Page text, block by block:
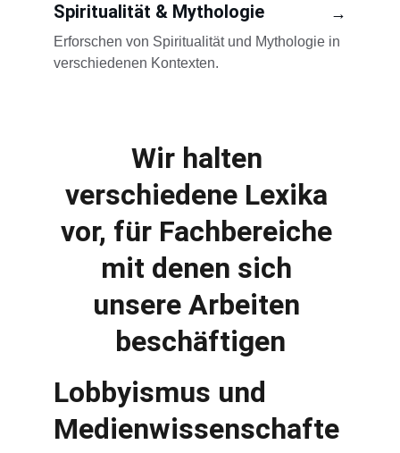
Spiritualität & Mythologie
Erforschen von Spiritualität und Mythologie in
verschiedenen Kontexten.
→
Wir halten
verschiedene Lexika
vor, für Fachbereiche
mit denen sich
unsere Arbeiten
beschäftigen
Lobbyismus und
Medienwissenschafte